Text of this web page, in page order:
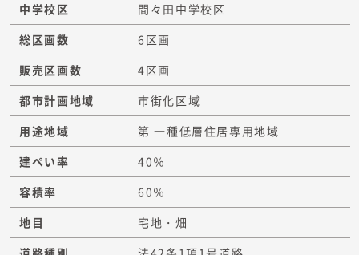
中学校区
間々田中学校区
総区画数
6区画
販売区画数
4区画
都市計画地域
市街化区域
用途地域
第 一種低層住居専用地域
建ぺい率
40％
容積率
60％
地目
宅地・畑